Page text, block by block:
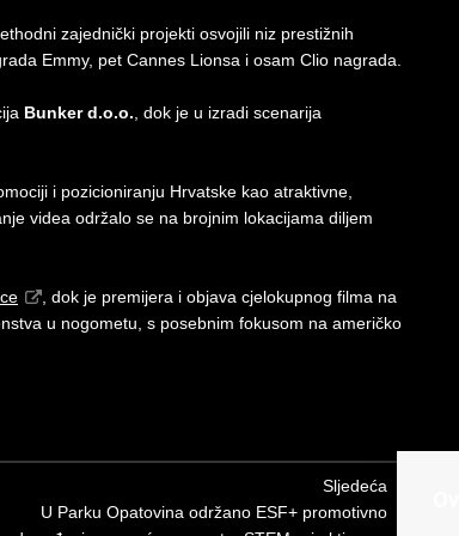
zajednički projekti osvojili niz prestižnih
Emmy, pet Cannes Lionsa i osam Clio nagrada.
Bunker d.o.o. , dok je u izradi scenarija
i pozicioniranju Hrvatske kao atraktivne,
videa održalo se na brojnim lokacijama diljem
, dok je premijera i objava cjelokupnog filma na
u nogometu, s posebnim fokusom na američko
Sljedeća
U Parku Opatovina održano ESF+ promotivno